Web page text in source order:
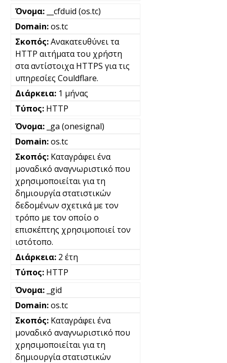
__cfduid (os.tc)
os.tc
Ανακατευθύνει τα
HTTP αιτήματα του χρήστη
στα αντίστοιχα HTTPS για τις
υπηρεσίες Couldflare.
1 μήνας
HTTP
_ga (onesignal)
os.tc
Καταγράφει ένα
μοναδικό αναγνωριστικό που
χρησιμοποιείται για τη
δημιουργία στατιστικών
δεδομένων σχετικά με τον
τρόπο με τον οποίο ο
επισκέπτης χρησιμοποιεί τον
ιστότοπο.
2 έτη
HTTP
_gid
os.tc
Καταγράφει ένα
μοναδικό αναγνωριστικό που
χρησιμοποιείται για τη
δημιουργία στατιστικών